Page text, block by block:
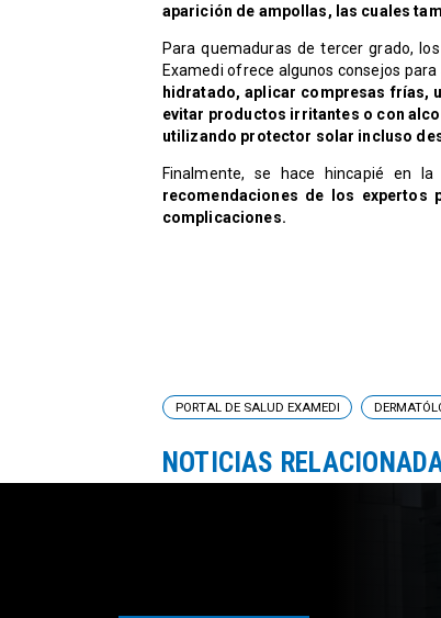
aparición de ampollas, las cuales
Para quemaduras de tercer grado,
Examedi ofrece algunos consejos
hidratado, aplicar compresas frías,
evitar productos irritantes o con
utilizando protector solar incluso
Finalmente, se hace hincapié en
recomendaciones de los expertos
complicaciones.
PORTAL DE SALUD EXAMEDI
NOTICIAS